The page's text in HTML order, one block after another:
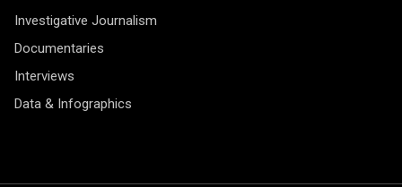
Investigative Journalism
Documentaries
Interviews
Data & Infographics